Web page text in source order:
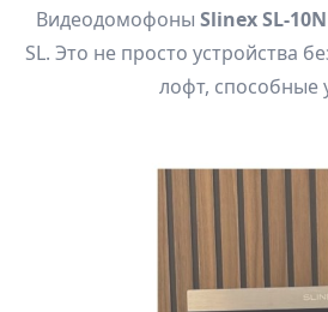
Видеодомофоны Slinex SL-
SL. Это не просто устройства
лофт, способные